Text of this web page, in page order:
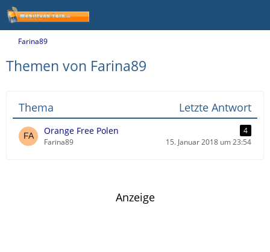
Farina89
Themen von Farina89
Thema Letzte Antwort
Orange Free Polen
4
Farina89
15. Januar 2018 um 23:54
Anzeige